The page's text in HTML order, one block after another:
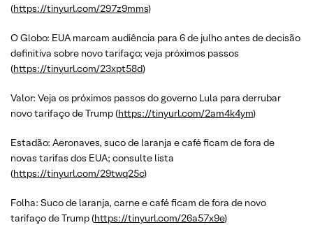
(https://tinyurl.com/297z9mms)
O Globo: EUA marcam audiência para 6 de julho antes de decisão
definitiva sobre novo tarifaço; veja próximos passos
(https://tinyurl.com/23xpt58d)
Valor: Veja os próximos passos do governo Lula para derrubar
novo tarifaço de Trump (https://tinyurl.com/2am4k4ym)
Estadão: Aeronaves, suco de laranja e café ficam de fora de
novas tarifas dos EUA; consulte lista
(https://tinyurl.com/29twq25c)
Folha: Suco de laranja, carne e café ficam de fora de novo
tarifaço de Trump (https://tinyurl.com/26a57x9e)